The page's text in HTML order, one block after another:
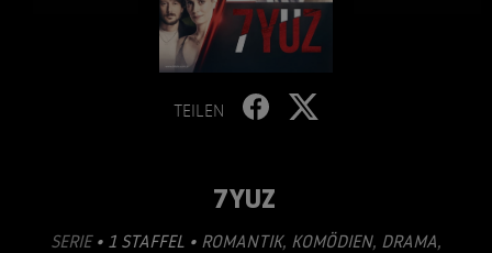
TEILEN
7YUZ
SERIE • 1 STAFFEL • ROMANTIK, KOMÖDIEN, DRAMA,